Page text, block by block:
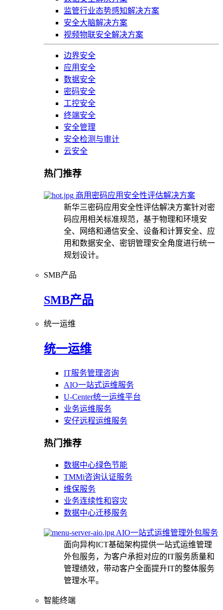
监管行业态势感知解决方案
安全大脑解决方案
视频物联安全解决方案
边界安全
应用安全
数据安全
密码安全
工控安全
终端安全
安全管理
安全检测与审计
云安全
热门推荐
商用密码应用安全性评估解决方案
新华三密码应用安全性评估解决方案针对密
码应用相关标准规范，基于物理和环境安
全、网络和通信安全、设备和计算安全、应
用和数据安全、密钥管理安全角度进行统一
规划设计。
SMB产品
SMB产品
统一运维
统一运维
IT服务管理咨询
AIO一站式运维服务
U-Center统一运维平台
业务运维服务
安仔远程运维服务
热门推荐
数据中心绿色节能
TMMi咨询认证服务
维保服务
业务连续性和容灾
数据中心迁移服务
AIO一站式运维管理外包服务
面向异构ICT基础架构提供一站式运维管理
外包服务，为客户承担对应的IT服务质量和
管理绩效，带动客户全面提升IT的整体服务
管理水平。
智能终端